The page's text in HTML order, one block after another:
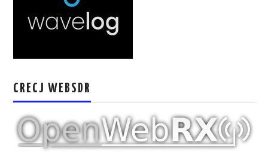
MUMLA APP ( MUY FÁCIL )
CRECJ WEBSDR